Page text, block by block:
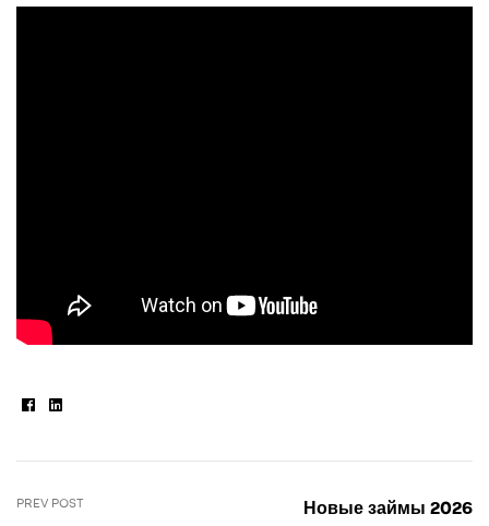
Facebook
Linkedin
PREV POST
Новые займы ​​2026